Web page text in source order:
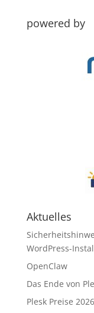
powered by
Aktuelles
WordPress-
OpenClaw
Das Ende von
Plesk Preise 2026